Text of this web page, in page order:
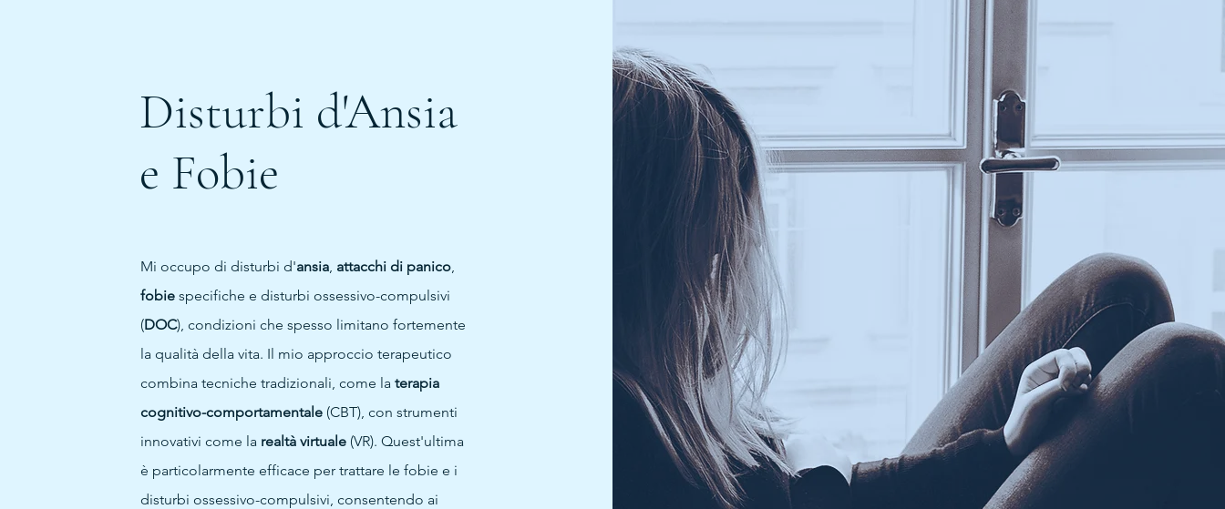
Disturbi d'Ansia
e Fobie
Mi occupo di disturbi d'ansia, attacchi di panico,
fobie specifiche e disturbi ossessivo-compulsivi
(DOC), condizioni che spesso limitano fortemente
la qualità della vita. Il mio approccio terapeutico
combina tecniche tradizionali, come la terapia
cognitivo-comportamentale (CBT), con strumenti
innovativi come la realtà virtuale (VR). Quest'ultima
è particolarmente efficace per trattare le fobie e i
disturbi ossessivo-compulsivi, consentendo ai